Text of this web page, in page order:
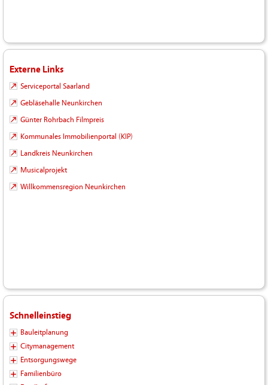
Externe Links
Serviceportal Saarland
Gebläsehalle Neunkirchen
Günter Rohrbach Filmpreis
Kommunales Immobilienportal (KIP)
Landkreis Neunkirchen
Musicalprojekt
Willkommensregion Neunkirchen
Schnelleinstieg
Bauleitplanung
Citymanagement
Entsorgungswege
Familienbüro